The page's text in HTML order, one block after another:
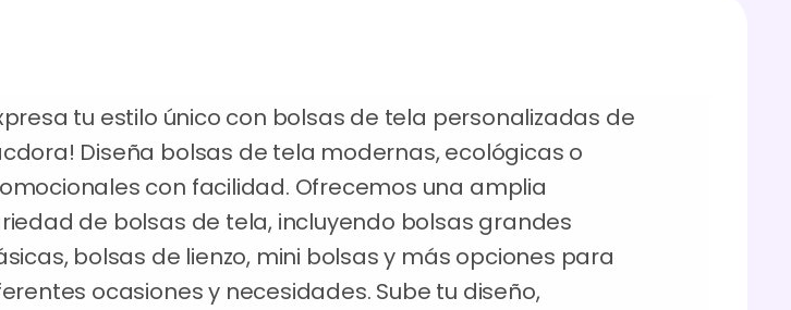
tu estilo único con bolsas de tela personalizadas de
Diseña bolsas de tela modernas, ecológicas o
con facilidad. Ofrecemos una amplia
de bolsas de tela, incluyendo bolsas grandes
bolsas de lienzo, mini bolsas y más opciones para
ocasiones y necesidades. Sube tu diseño,